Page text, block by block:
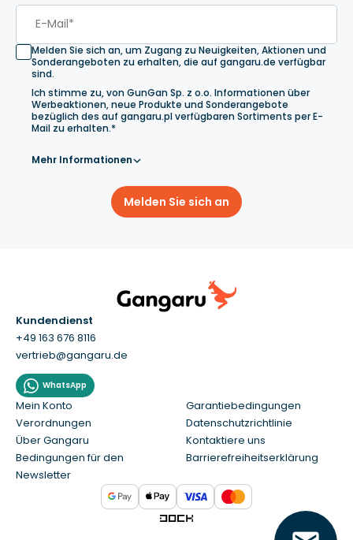
Melden Sie sich an, um Zugang zu Neuigkeiten, Aktionen und
Sonderangeboten zu erhalten, die auf gangaru.de verfügbar
sind.
Ich stimme zu, von GunGan Sp. z o.o. Informationen über
Werbeaktionen, neue Produkte und Sonderangebote
bezüglich des auf gangaru.pl verfügbaren Sortiments per E-
Mail zu erhalten.*
Mehr Informationen
Melden Sie sich an
Kundendienst
+49 163 676 8116
vertrieb@gangaru.de
WhatsApp
Mein Konto
Garantiebedingungen
Verordnungen
Datenschutzrichtlinie
Über Gangaru
Kontaktiere uns
Bedingungen für den
Newsletter
Barrierefreiheitserklärung